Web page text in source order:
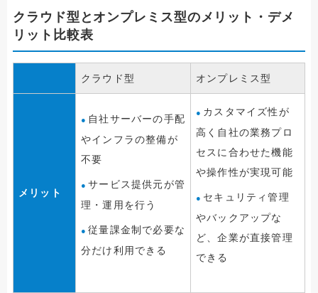
クラウド型とオンプレミス型のメリット・デメ
リット比較表
クラウド型 オンプレミス型
メリット
自社サーバーの手配
やインフラの整備が
不要
サービス提供元が管
理・運用を行う
従量課金制で必要な
分だけ利用できる
カスタマイズ性が
高く自社の業務プロ
セスに合わせた機能
や操作性が実現可能
セキュリティ管理
やバックアップな
ど、企業が直接管理
できる